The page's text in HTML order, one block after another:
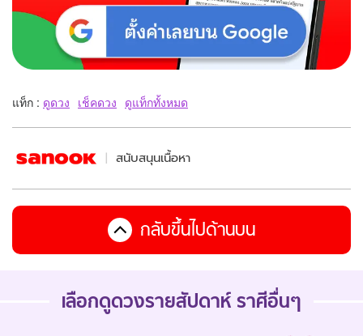
แท็ก : ดูดวง เช็คดวง ดูแท็กทั้งหมด
สนับสนุนเนื้อหา
กลับขึ้นไปด้านบน
เลือกดูดวงรายสัปดาห์ ราศีอื่นๆ